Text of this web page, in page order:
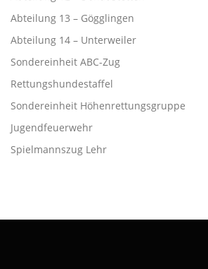
Abteilung 13 – Gögglingen
Abteilung 14 – Unterweiler
Sondereinheit ABC-Zug
Rettungshundestaffel
Sondereinheit Höhenrettungsgruppe
Jugendfeuerwehr
Spielmannszug Lehr